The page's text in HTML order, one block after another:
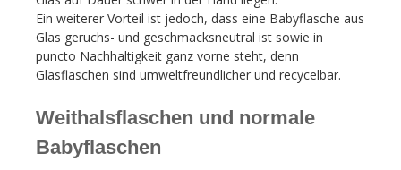
Ein weiterer Vorteil ist jedoch, dass eine Babyflasche aus
Glas geruchs- und geschmacksneutral ist sowie in
puncto Nachhaltigkeit ganz vorne steht, denn
Glasflaschen sind umweltfreundlicher und recycelbar.
Weithalsflaschen und normale
Babyflaschen